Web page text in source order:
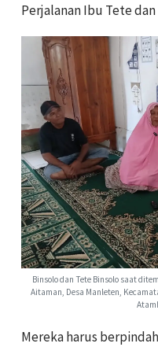
Perjalanan Ibu Tete
Binsolo dan Tete Binsolo saat
Aitaman, Desa Manleten,
Mereka harus